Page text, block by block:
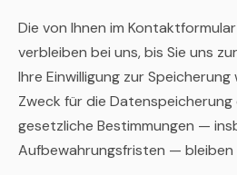
Die von Ihnen im
verbleiben bei uns, bis Sie uns
Ihre Einwilligung zur
Zweck für die
gesetzliche Bestimmungen —
Aufbewahrungsfristen — bleiben